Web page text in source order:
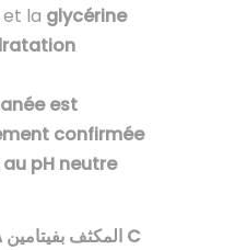
la glycérine
est
confirmée
au pH neutre